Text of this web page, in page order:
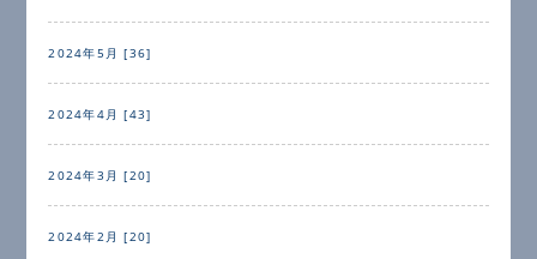
2024年5月 [36]
2024年4月 [43]
2024年3月 [20]
2024年2月 [20]